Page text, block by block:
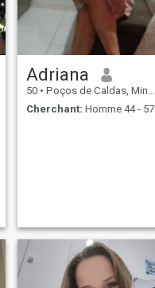
Adriana
50 • Poços de Caldas, Minas Gerais, Brésil
Cherchant: Homme 44 - 57